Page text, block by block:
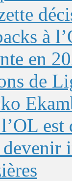
à
en
de